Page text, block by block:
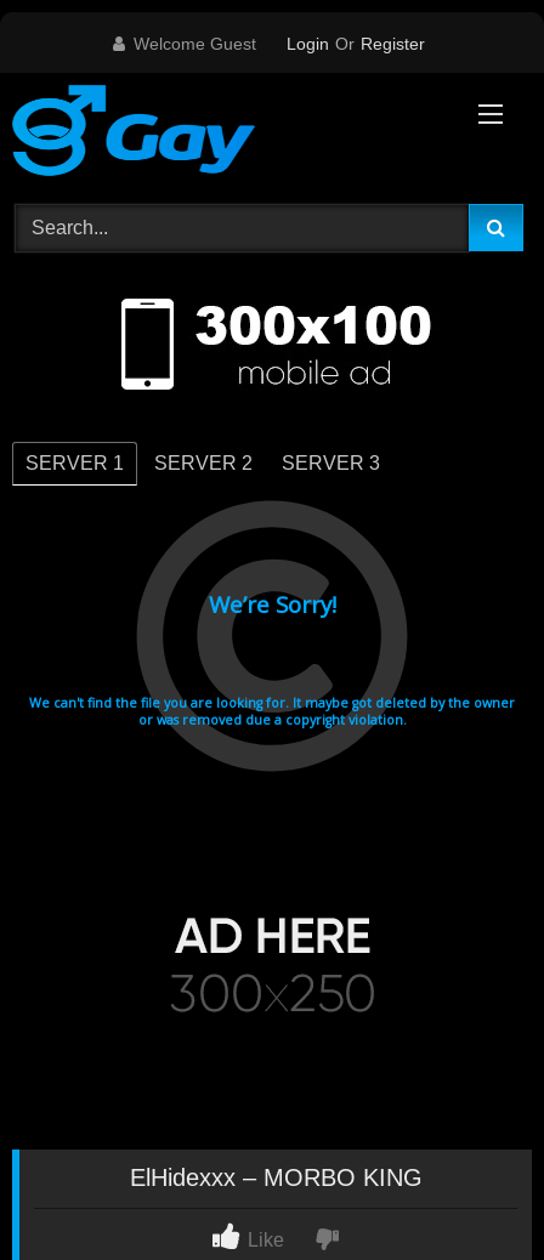
Welcome Guest Login Or Register
SERVER 1 SERVER 2 SERVER 3
ElHidexxx – MORBO KING
Like